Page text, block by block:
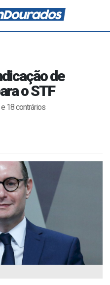
de
o STF
18 contrários